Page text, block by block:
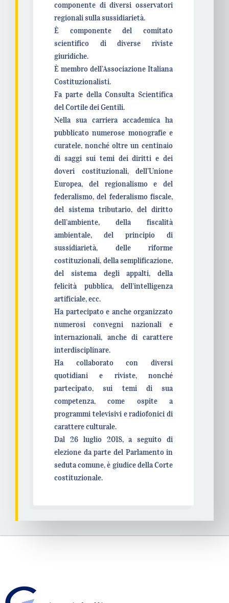
componente di diversi osservatori
regionali sulla sussidiarietà.
È componente del comitato
scientifico di diverse riviste
giuridiche.
È membro dell’Associazione Italiana
Costituzionalisti.
Fa parte della Consulta Scientifica
del Cortile dei Gentili.
Nella sua carriera accademica ha
pubblicato numerose monografie e
curatele, nonché oltre un centinaio
di saggi sui temi dei diritti e dei
doveri costituzionali, dell’Unione
Europea, del regionalismo e del
federalismo, del federalismo fiscale,
del sistema tributario, del diritto
dell’ambiente, della fiscalità
ambientale, del principio di
sussidiarietà, delle riforme
costituzionali, della semplificazione,
del sistema degli appalti, della
felicità pubblica, dell’intelligenza
artificiale, ecc.
Ha partecipato e anche organizzato
numerosi convegni nazionali e
internazionali, anche di carattere
interdisciplinare.
Ha collaborato con diversi
quotidiani e riviste, nonché
partecipato, sui temi di sua
competenza, come ospite a
programmi televisivi e radiofonici di
carattere culturale.
Dal 26 luglio 2018, a seguito di
elezione da parte del Parlamento in
seduta comune, è giudice della Corte
costituzionale.